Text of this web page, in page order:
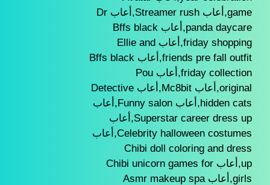
game,أعاب Streamer rush,أعاب Dr
panda daycare,أعاب Bffs black
friday shopping,أعاب Ellie and
friends pre fall outfit,أعاب Bffs black
friday collection,أعاب Pou
original,أعاب Mc8bit,أعاب Detective
hidden cats,أعاب Funny salon,أعاب
Superstar career dress up,أعاب
Celebrity halloween costumes,أعاب
Chibi doll coloring and dress
up,أعاب Chibi unicorn games for
girls,أعاب Asmr makeup spa